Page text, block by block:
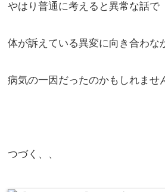
やはり普通に考えると異常な話で
体が訴えている異変に向き合わな
病気の一因だったのかもしれませ
つづく、、